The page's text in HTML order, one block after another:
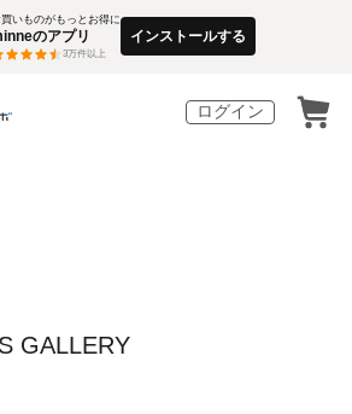
買いものがもっとお得に
のアプリ
3万件以上
インストールする
ログイン
GALLERY